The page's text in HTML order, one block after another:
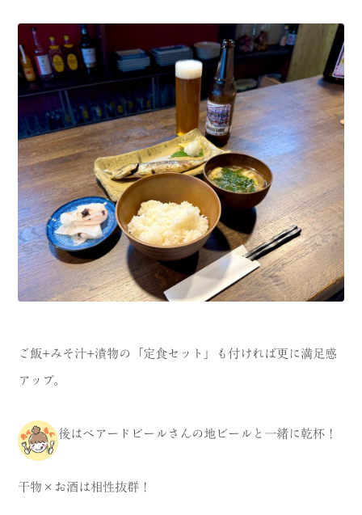
ご飯+みそ汁+漬物の「定食セット」も付ければ更に満足感
アップ。
後はベアードビールさんの地ビールと一緒に乾杯！
干物×お酒は相性抜群！